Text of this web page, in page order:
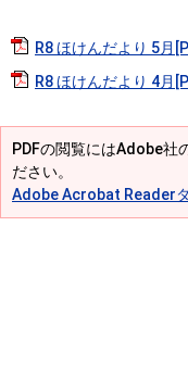
R8 ほけんだより 5月
R8 ほけんだより 4月
PDFの閲覧にはAdobe
ださい。
Adobe Acrobat Reader